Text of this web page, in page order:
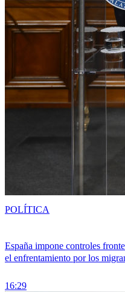
España impone controles
el enfrentamiento por los
16:29
POLÍTICA